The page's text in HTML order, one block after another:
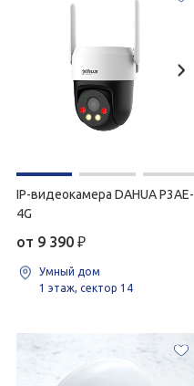
IP-видеокамера DAHUA P3AE-
4G
от 9 390 ₽
Умный дом
1 этаж, сектор 14